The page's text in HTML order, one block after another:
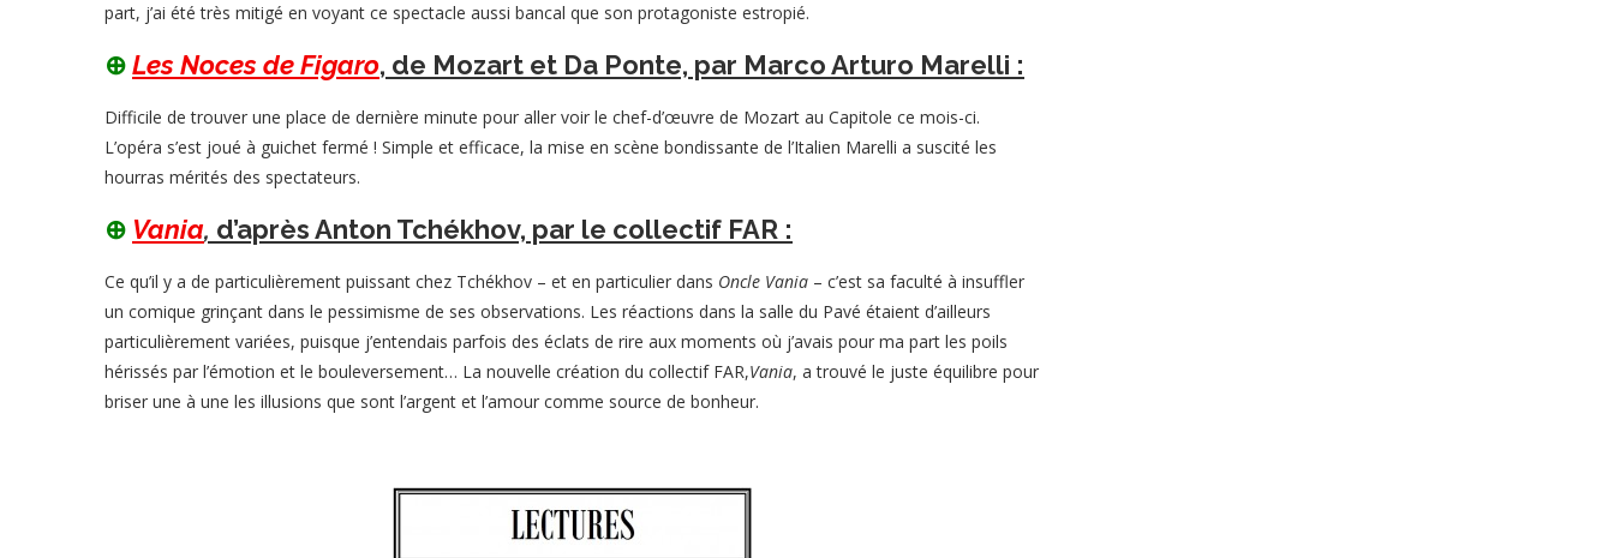
part, j’ai été très mitigé en voyant ce spectacle aussi bancal que son protagoniste estropié.
⊕Les Noces de Figaro, de Mozart et Da Ponte, par Marco Arturo Marelli :
Difficile de trouver une place de dernière minute pour aller voir le chef-d’œuvre de Mozart au Capitole ce mois-ci.
L’opéra s’est joué à guichet fermé ! Simple et efficace, la mise en scène bondissante de l’Italien Marelli a suscité les
hourras mérités des spectateurs.
⊕ Vania, d’après Anton Tchékhov, par le collectif FAR :
Ce qu’il y a de particulièrement puissant chez Tchékhov – et en particulier dans Oncle Vania – c’est sa faculté à insuffler
un comique grinçant dans le pessimisme de ses observations. Les réactions dans la salle du Pavé étaient d’ailleurs
particulièrement variées, puisque j’entendais parfois des éclats de rire aux moments où j’avais pour ma part les poils
hérissés par l’émotion et le bouleversement… La nouvelle création du collectif FAR,Vania, a trouvé le juste équilibre pour
briser une à une les illusions que sont l’argent et l’amour comme source de bonheur.